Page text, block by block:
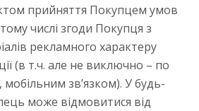
прийняття Покупцем умов
числі згоди Покупця з
рекламного характеру
(в т.ч. але не виключно – по
зв’язком). У будь-
може відмовитися від